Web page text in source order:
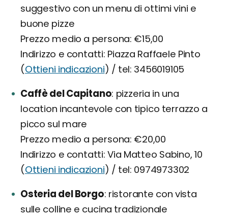
suggestivo con un menu di ottimi vini e
buone pizze
Prezzo medio a persona: €15,00
Indirizzo e contatti: Piazza Raffaele Pinto
(Ottieni indicazioni) / tel: 3456019105
Caffè del Capitano pizzeria in una
location incantevole con tipico terrazzo a
picco sul mare
Prezzo medio a persona: €20,00
Indirizzo e contatti: Via Matteo Sabino, 10
(Ottieni indicazioni) / tel: 0974973302
Osteria del Borgo ristorante con vista
sulle colline e cucina tradizionale